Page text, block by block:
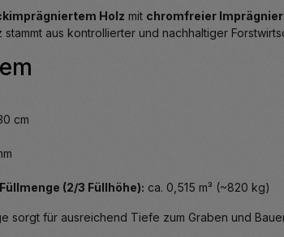
Holz mit chromfreier
stammt aus kontrollierter und nachhaltiger
cm
(2/3 Füllhöhe): ca. 0,515 m³ (~820 kg)
sorgt für ausreichend Tiefe zum Graben und